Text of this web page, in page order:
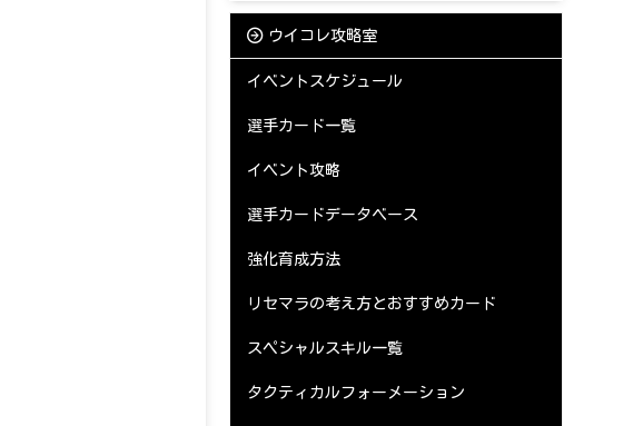
ウイコレ攻略室
イベントスケジュール
選手カード一覧
イベント攻略
選手カードデータベース
強化育成方法
リセマラの考え方とおすすめカード
スペシャルスキル一覧
タクティカルフォーメーション